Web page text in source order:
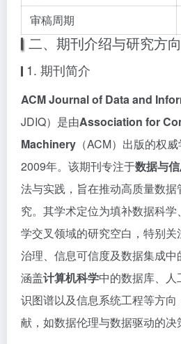
审稿周期
二、期刊介绍与研究方向
1. 期刊简介
ACM Journal of Data and
JDIQ）是由Association for
Machinery （ACM）出版的权
2009年。该期刊专注于数据与
法与实践，旨在推动高质量数
究。其学术定位为填补数据科
学交叉领域的研究空白，特别
治理、信息可信度及数据集成
涵盖计算机科学中的数据库、
识图谱以及信息系统工程等方
献，如数据伦理与数据驱动的决